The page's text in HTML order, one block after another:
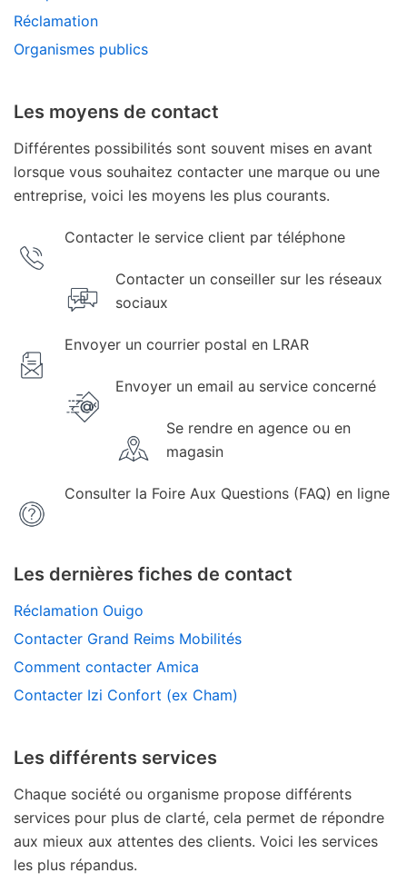
Réclamation
Organismes publics
Les moyens de contact
Différentes possibilités sont souvent mises en avant
lorsque vous souhaitez contacter une marque ou une
entreprise, voici les moyens les plus courants.
Contacter le service client par téléphone
Contacter un conseiller sur les réseaux
sociaux
Envoyer un courrier postal en LRAR
Envoyer un email au service concerné
Se rendre en agence ou en
magasin
Consulter la Foire Aux Questions (FAQ) en ligne
Les dernières fiches de contact
Réclamation Ouigo
Contacter Grand Reims Mobilités
Comment contacter Amica
Contacter Izi Confort (ex Cham)
Les différents services
Chaque société ou organisme propose différents
services pour plus de clarté, cela permet de répondre
aux mieux aux attentes des clients. Voici les services
les plus répandus.